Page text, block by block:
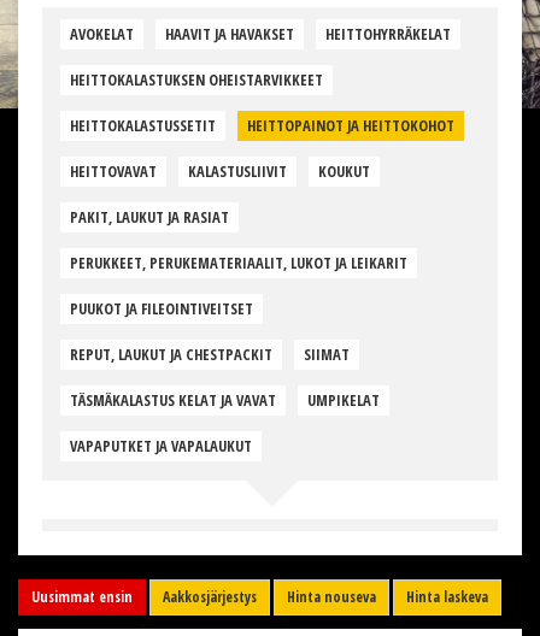
AVOKELAT HAAVIT JA HAVAKSET HEITTOHYRRÄKELAT
HEITTOKALASTUKSEN OHEISTARVIKKEET
HEITTOKALASTUSSETIT HEITTOPAINOT JA HEITTOKOHOT
HEITTOVAVAT KALASTUSLIIVIT KOUKUT
PAKIT, LAUKUT JA RASIAT
PERUKKEET, PERUKEMATERIAALIT, LUKOT JA LEIKARIT
PUUKOT JA FILEOINTIVEITSET
REPUT, LAUKUT JA CHESTPACKIT SIIMAT
TÄSMÄKALASTUS KELAT JA VAVAT UMPIKELAT
VAPAPUTKET JA VAPALAUKUT
Uusimmat ensin Aakkosjärjestys Hinta nouseva Hinta laskeva